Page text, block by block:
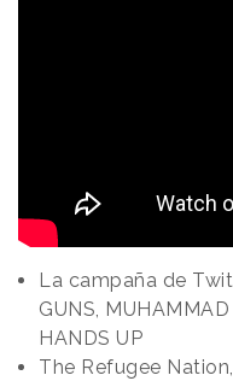
La campaña de
GUNS,
HANDS UP
The Refugee